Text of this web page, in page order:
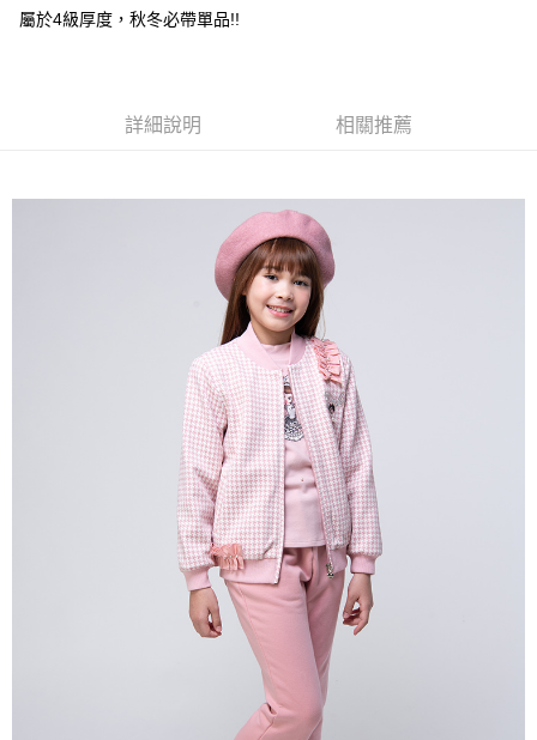
付款後全家取貨
每筆NT$80，滿NT$2,000(含以上)免運費
每筆NT$80，滿NT$2,000(含以上)免運費
每筆NT$80，滿NT$2,000(含以上)免運費
屬於4級厚度，秋冬必帶單品!!
詳細說明 相關推薦